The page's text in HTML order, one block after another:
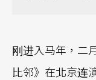
刚进入马年，二
比邻》在北京连